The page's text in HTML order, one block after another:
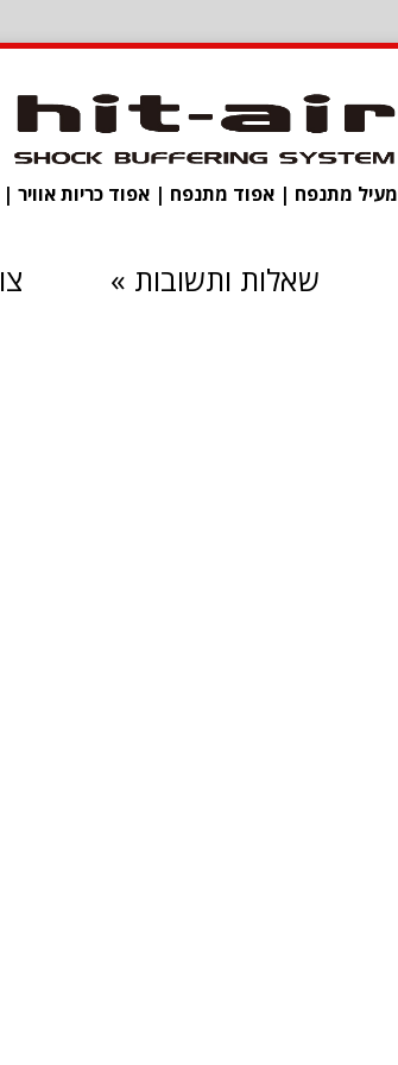
מעיל מתנפח | אפוד מתנפח | אפוד כריות אוויר |
שאלות ותשובות »